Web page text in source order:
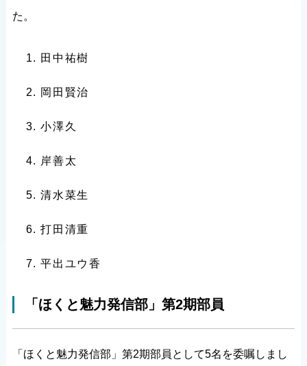
た。
田中祐樹
岡田賢治
小澤久
岸善太
清水菜生
打田清重
平出ユウ香
「ほくと魅力発信部」第2期部員
「ほくと魅力発信部」第2期部員として5名を委嘱しまし